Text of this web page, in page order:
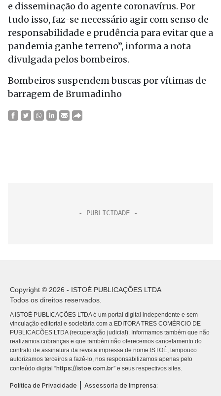
e disseminação do agente coronavírus. Por
tudo isso, faz-se necessário agir com senso de
responsabilidade e prudência para evitar que a
pandemia ganhe terreno”, informa a nota
divulgada pelos bombeiros.
Bombeiros suspendem buscas por vítimas de
barragem de Brumadinho
Copyright © 2026 - ISTOÉ PUBLICAÇÕES LTDA
Todos os direitos reservados.
A ISTOÉ PUBLICAÇÕES LTDA é um portal digital independente e sem
vinculação editorial e societária com a EDITORA TRES COMÉRCIO DE
PUBLICACÕES LTDA (recuperação judicial). Informamos também que não
realizamos cobranças e que também não oferecemos cancelamento do
contrato de assinatura da revista impressa de nome ISTOÉ, tampouco
autorizamos terceiros a fazê-lo, nos responsabilizamos apenas pelo
conteúdo digital “https://istoe.com.br” e seus respectivos sites.
Política de Privacidade
Assessoria de Imprensa: